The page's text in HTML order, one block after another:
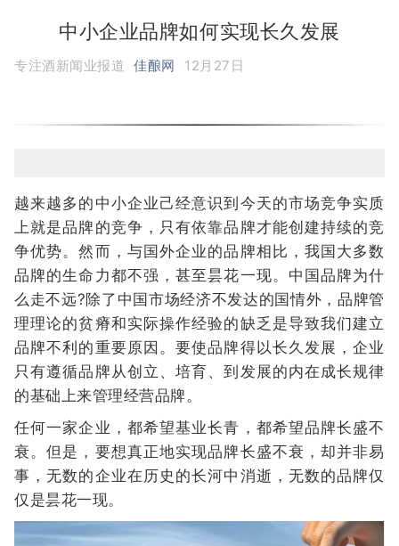
中小企业品牌如何实现长久发展
专注酒新闻业报道 佳酿网 12月27日
越来越多的中小企业己经意识到今天的市场竞争实质
上就是品牌的竞争，只有依靠品牌才能创建持续的竞
争优势。然而，与国外企业的品牌相比，我国大多数
品牌的生命力都不强，甚至昙花一现。中国品牌为什
么走不远?除了中国市场经济不发达的国情外，品牌管
理理论的贫瘠和实际操作经验的缺乏是导致我们建立
品牌不利的重要原因。要使品牌得以长久发展，企业
只有遵循品牌从创立、培育、到发展的内在成长规律
的基础上来管理经营品牌。
任何一家企业，都希望基业长青，都希望品牌长盛不
衰。但是，要想真正地实现品牌长盛不衰，却并非易
事，无数的企业在历史的长河中消逝，无数的品牌仅
仅是昙花一现。